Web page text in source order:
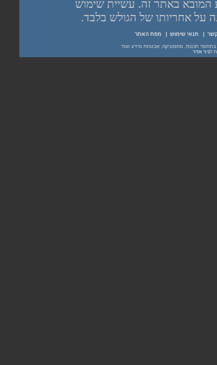
המובא באתר זה. עשיית שימוש
| תנאי שימוש | מפת האתר
לניר אדר